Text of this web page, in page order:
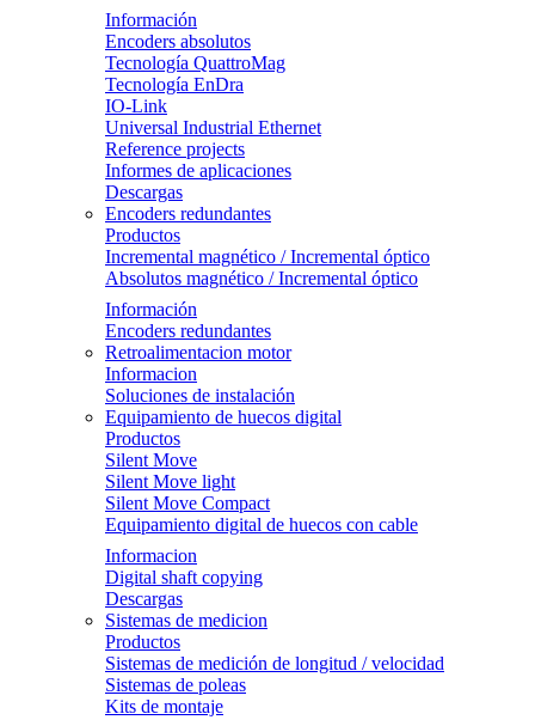
Información
Encoders absolutos
Tecnología QuattroMag
Tecnología EnDra
IO-Link
Universal Industrial Ethernet
Reference projects
Informes de aplicaciones
Descargas
Encoders redundantes
Productos
Incremental magnético / Incremental óptico
Absolutos magnético / Incremental óptico
Información
Encoders redundantes
Retroalimentacion motor
Informacion
Soluciones de instalación
Equipamiento de huecos digital
Productos
Silent Move
Silent Move light
Silent Move Compact
Equipamiento digital de huecos con cable
Informacion
Digital shaft copying
Descargas
Sistemas de medicion
Productos
Sistemas de medición de longitud / velocidad
Sistemas de poleas
Kits de montaje